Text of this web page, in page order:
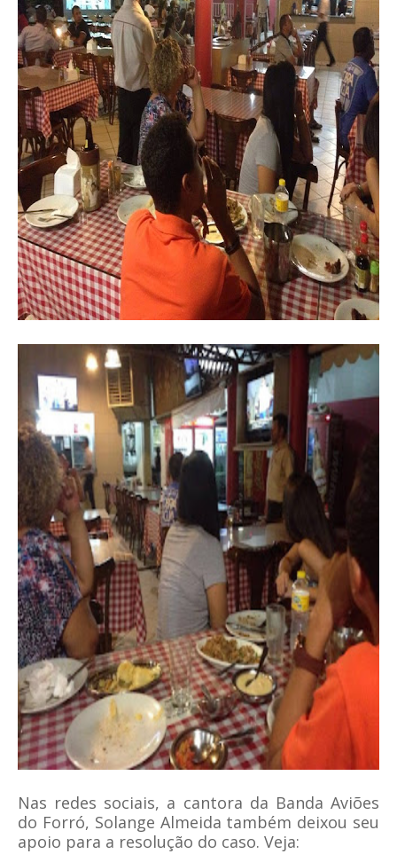
Nas redes sociais, a cantora da Banda Aviões
do Forró, Solange Almeida também deixou seu
apoio para a resolução do caso. Veja: